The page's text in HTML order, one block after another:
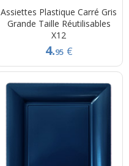
Assiettes Plastique Carré Gris
Grande Taille Réutilisables
X12
4.95 €